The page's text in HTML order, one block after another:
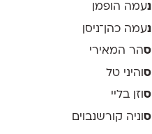
נעמה הופמן
נעמה כהן־ניסן
סהר המאירי
ס והיני טל
סוזן בליי
ס וניה קורשנבוים